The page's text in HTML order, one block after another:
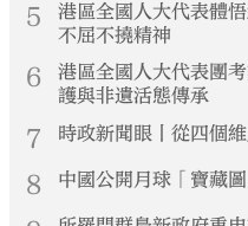
5
港區全國人大代表體
不屈不撓精神
6
港區全國人大代表團
護與非遺活態傳承
7 時政新聞眼丨從四個
8 中國公開月球「寶藏